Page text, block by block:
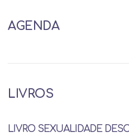
AGENDA
LIVROS
LIVRO SEXUALIDADE